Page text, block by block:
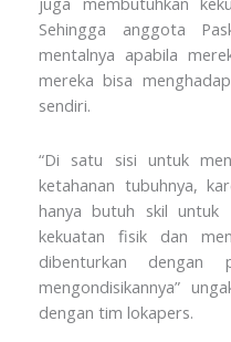
Sehingga anggota
mentalnya apabila
mereka bisa
sendiri.
“Di satu sisi untuk
ketahanan tubuhnya,
hanya butuh skil
kekuatan fisik dan
dibenturkan dengan
mengondisikannya”
dengan tim lokapers.